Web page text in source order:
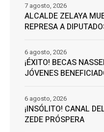
ALCALDE ZELAYA
REPRESA A
7 agosto, 2026
¡ÉXITO! BECAS
JÓVENES
6 agosto, 2026
¡INSÓLITO! CANAL
ZEDE PRÓSPERA
6 agosto, 2026